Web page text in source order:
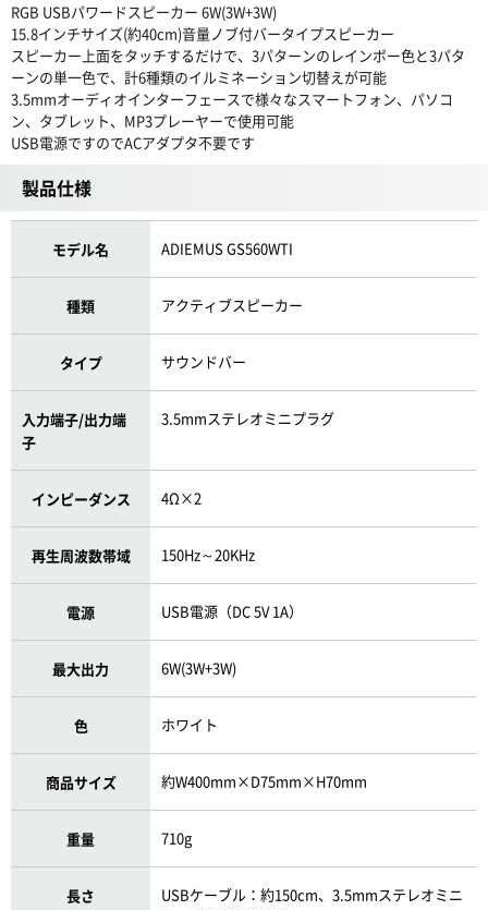
RGB USBパワードスピーカー 6W(3W+3W)
15.8インチサイズ(約40cm)音量ノブ付バータイプスピーカー
スピーカー上面をタッチするだけで、3パターンのレインボー色と3パタ
ーンの単一色で、計6種類のイルミネーション切替えが可能
3.5mmオーディオインターフェースで様々なスマートフォン、パソコ
ン、タブレット、MP3プレーヤーで使用可能
USB電源ですのでACアダプタ不要です
製品仕様
モデル名 ADIEMUS GS560WTI
種類 アクティブスピーカー
タイプ サウンドバー
入力端子/出力端
子
3.5mmステレオミニプラグ
インピーダンス 4Ω×2
再生周波数帯域 150Hz～20KHz
電源 USB電源（DC 5V 1A）
最大出力 6W(3W+3W)
色 ホワイト
商品サイズ 約W400mm×D75mm×H70mm
重量 710g
長さ
USBケーブル：約150cm、3.5mmステレオミニ